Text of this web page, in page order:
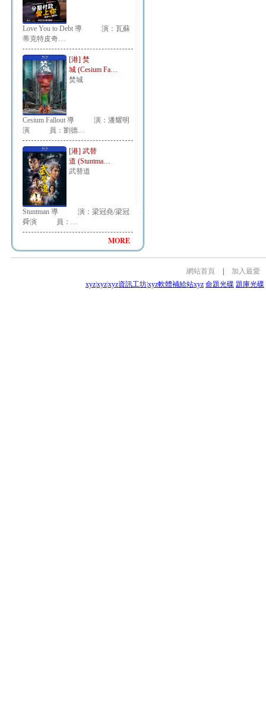
Love You to Debt 導 演：瓦蘇
蒂克特皮奇…
[港] 焚
城 (Cesium Fa…
焚城
Cesium Fallout 導 演：潘耀明
演 員：劉德…
[港] 武替
道 (Stuntma…
武替道
Stuntman 導 演：梁冠堯/梁冠
舜演 員：…
MORE
網站首頁
加入最愛
xyzxyzxyz資訊工坊xyz軟體補給站xyz 命題光碟 題庫光碟